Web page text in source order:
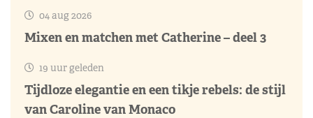
04 aug 2026
Mixen en matchen met Catherine – deel 3
19 uur geleden
Tijdloze elegantie en een tikje rebels: de stijl
van Caroline van Monaco